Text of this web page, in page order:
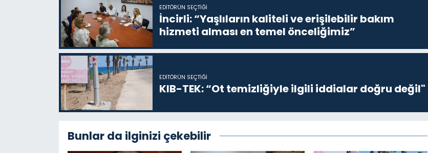
EDITÖRÜN SEÇTIĞI
İncirli: “Yaşlıların kaliteli ve erişilebilir bakım
hizmeti alması en temel önceliğimiz”
EDITÖRÜN SEÇTIĞI
KIB-TEK: “Ot temizliğiyle ilgili iddialar doğru değil"
Bunlar da ilginizi çekebilir